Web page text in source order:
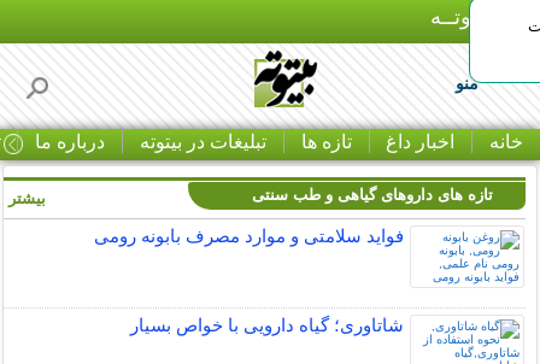
بـیتوتــه
منو
خانه اخبار داغ تازه ها تبلیغات در بیتوته درباره ما
تازه های داروهای گیاهی و طب سنتی
فواید سلامتی و موارد مصرف بابونه رومی
شاتاوری؛ گیاه دارویی با خواص بسیار
بیشتر